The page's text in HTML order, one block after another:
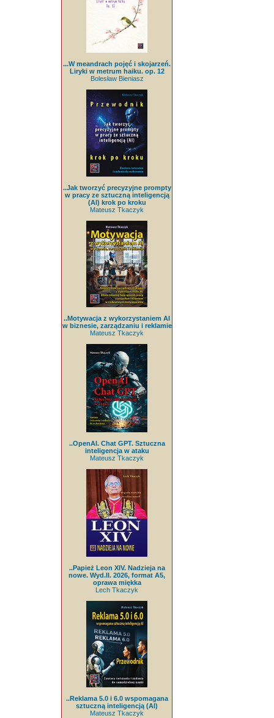
...W meandrach pojęć i skojarzeń.
Liryki w metrum haiku. op. 12
Bolesław Bieniasz
..Jak tworzyć precyzyjne prompty
w pracy ze sztuczną inteligencją
(AI) krok po kroku
Mateusz Tkaczyk
..Motywacja z wykorzystaniem AI
w biznesie, zarządzaniu i reklamie
Mateusz Tkaczyk
..OpenAI. Chat GPT. Sztuczna
inteligencja w ataku
Mateusz Tkaczyk
..Papież Leon XIV. Nadzieja na
nowe. Wyd.II. 2026, format A5,
oprawa miękka
Lech Tkaczyk
..Reklama 5.0 i 6.0 wspomagana
sztuczną inteligencją (AI)
Mateusz Tkaczyk